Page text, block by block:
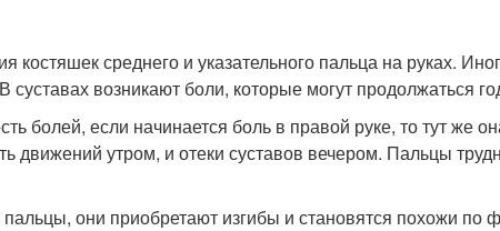
костяшек среднего и указательного пальца на руках.
возникают боли, которые могут продолжаться
болей, если начинается боль в правой руке, то тут же
движений утром, и отеки суставов вечером. Пальцы
они приобретают изгибы и становятся похожи по